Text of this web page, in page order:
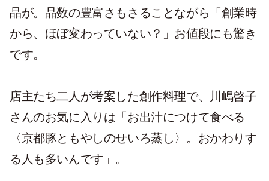
品が。品数の豊富さもさることながら「創業時
から、ほぼ変わっていない？」お値段にも驚き
です。
店主たち二人が考案した創作料理で、川嶋啓子
さんのお気に入りは「お出汁につけて食べる
〈京都豚ともやしのせいろ蒸し〉。おかわりす
る人も多いんです」。